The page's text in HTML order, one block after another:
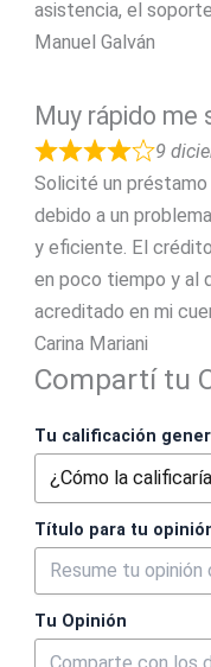
asistencia, el
Manuel Galván
Muy rápido me
9
Solicité un
debido a un
y eficiente. El
en poco tiempo y al
acreditado en mi
Carina Mariani
Compartí tu
Tu calificación
Título para tu
Tu Opinión